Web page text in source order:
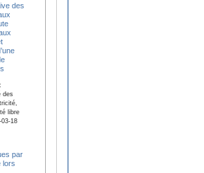
des
des
libre
18
par
lors